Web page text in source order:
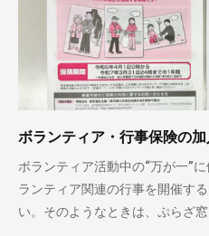
ボランティア・行事保険の
ボランティア活動中の“万が一”
ランティア関連の行事を開催す
い。そのようなときは、ぷらざ